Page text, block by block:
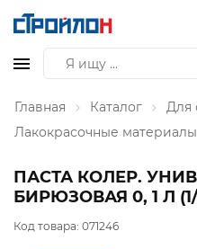
Главная Каталог
Для
Лакокрасочные материалы
ПАСТА КОЛЕР.
БИРЮЗОВАЯ 0, 1 Л
Код товара: 071246